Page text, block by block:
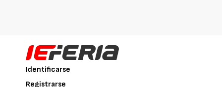
Identificarse
Registrarse